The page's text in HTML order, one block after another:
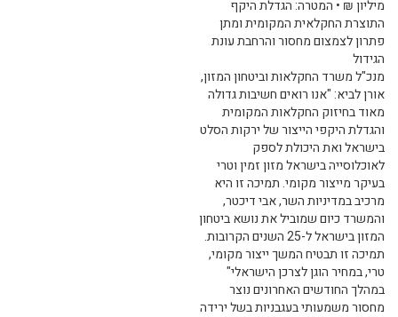
מיליון ₪ • המטרה: הגדלת היקף
התוצרת החקלאית המקומית ומתן
פתרון לצמצום מחסור והרחבת עונת
הגידול
מנכ"ל משרד החקלאות וביטחון המזון,
אורן לביא: "אנו רואים חשיבות גדולה
מאוד בחיזוק החקלאות המקומית
והגדלת היקפי הייצור של ירקות הסלט
בישראל ואת היכולת לספק
לאוכלוסייה בישראל מזון זמין וטרי
בעיקר מייצור מקומי. תמיכה זו היא
מרכיב במדיניות השר, אבי דיכטר,
והמשרד כיום שמוביל את נושא ביטחון
המזון בישראל ל-25 השנים הקרובות.
תמיכה זו תבטיח המשך ייצור מקומי,
טרי, במחיר הוגן לצרכן הישראלי"
במהלך החודשים האחרונים נוצר
מחסור משמעותי בעגבניות בשל ירידה